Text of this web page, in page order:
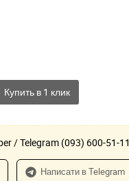
/ Telegram (093) 600-51-11
Написати в Telegram